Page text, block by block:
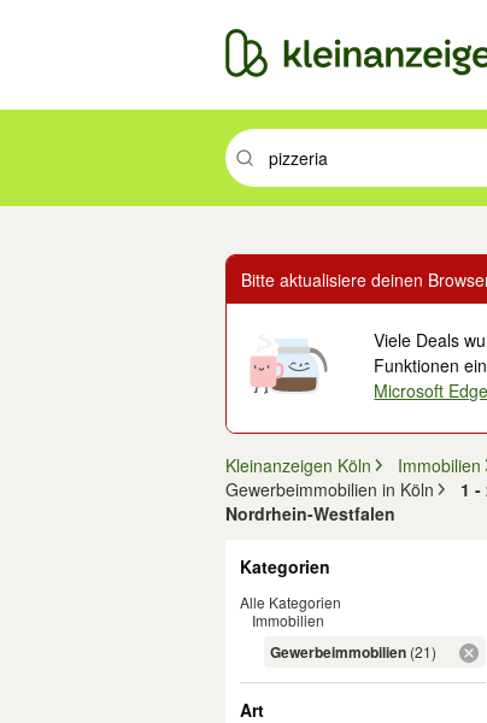
Suchbegriff eingeben.
Bitte aktualisiere deinen
Viele Deals
Funktionen
Microsoft Edge
Kleinanzeigen Köln
Immobilien
Gewerbeimmobilien in Köln
1
Nordrhein-Westfalen
Kategorien
Alle Kategorien
Immobilien
Gewerbeimmobilien (21)
Art